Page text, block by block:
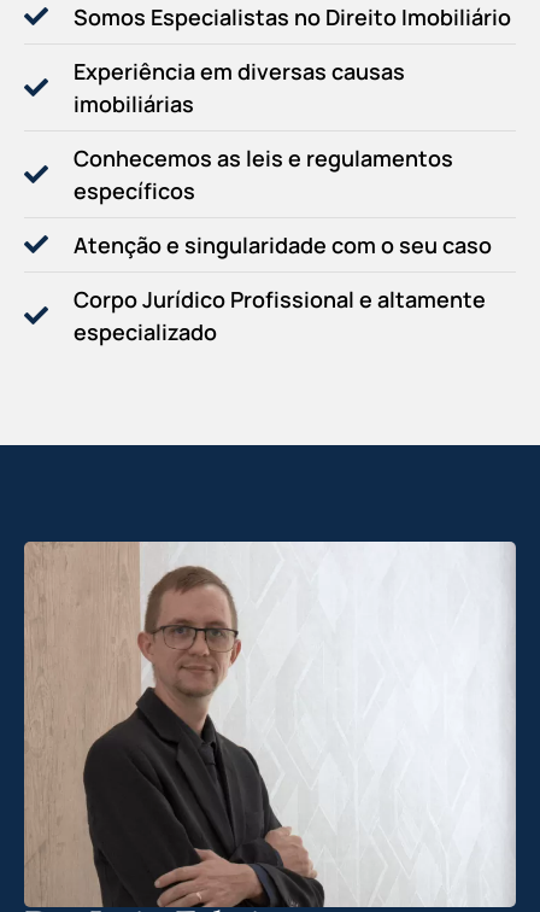
Somos Especialistas no Direito Imobiliário
Experiência em diversas causas
imobiliárias
Conhecemos as leis e regulamentos
específicos
Atenção e singularidade com o seu caso
Corpo Jurídico Profissional e altamente
especializado